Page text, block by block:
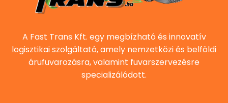
A Fast Trans Kft. egy megbízható és innovatív
logisztikai szolgáltató, amely nemzetközi és belföldi
árufuvarozásra, valamint fuvarszervezésre
specializálódott.